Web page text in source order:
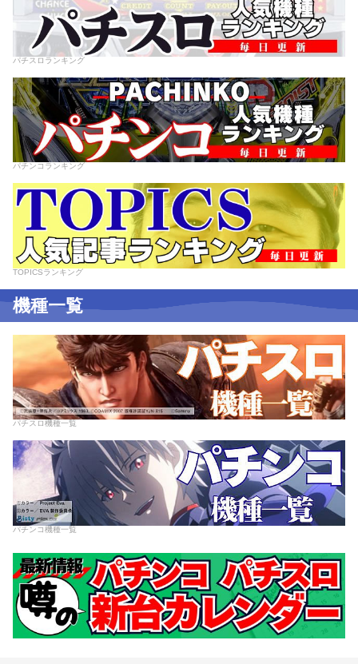
パチスロランキング
パチンコランキング
TOPICSランキング
機種一覧
パチスロ機種一覧
パチンコ機種一覧